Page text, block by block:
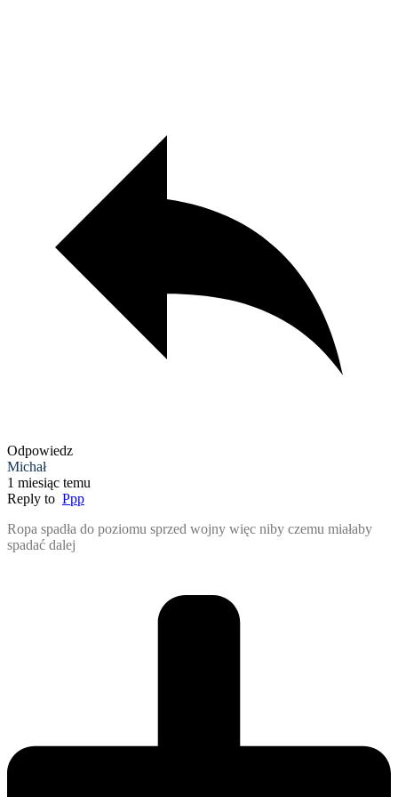
Odpowiedz
Michał
1 miesiąc temu
Reply to Ppp
Ropa spadła do poziomu sprzed wojny więc niby czemu miałaby
spadać dalej